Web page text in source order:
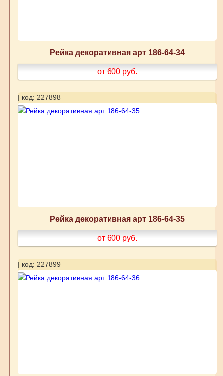
Рейка декоративная арт 186-64-34
от 600 руб.
| код: 227898
Рейка декоративная арт 186-64-35
от 600 руб.
| код: 227899